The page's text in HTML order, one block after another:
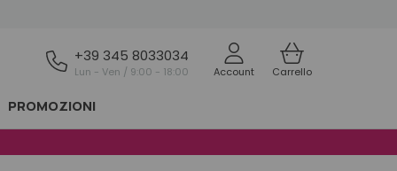
+39 345 8033034
Lun - Ven / 9:00 - 18:00 Account Carrello
PROMOZIONI